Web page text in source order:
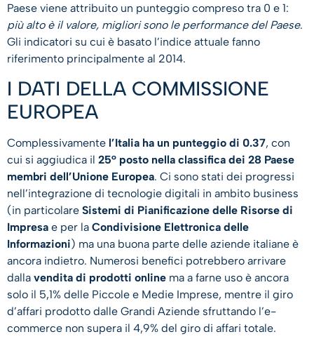
Paese viene attribuito un punteggio compreso tra 0 e 1:
più alto è il valore, migliori sono le performance del Paese.
Gli indicatori su cui è basato l’indice attuale fanno
riferimento principalmente al 2014.
I DATI DELLA COMMISSIONE
EUROPEA
Complessivamente l’Italia ha un punteggio di 0.37, con
cui si aggiudica il 25° posto nella classifica dei 28 Paese
membri dell’Unione Europea. Ci sono stati dei progressi
nell’integrazione di tecnologie digitali in ambito business
(in particolare Sistemi di Pianificazione delle Risorse di
Impresa e per la Condivisione Elettronica delle
Informazioni) ma una buona parte delle aziende italiane è
ancora indietro. Numerosi benefici potrebbero arrivare
dalla vendita di prodotti online ma a farne uso è ancora
solo il 5,1% delle Piccole e Medie Imprese, mentre il giro
d’affari prodotto dalle Grandi Aziende sfruttando l’e-
commerce non supera il 4,9% del giro di affari totale.